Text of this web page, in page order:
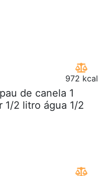
972 kcal
de canela 1
1/2 litro água 1/2